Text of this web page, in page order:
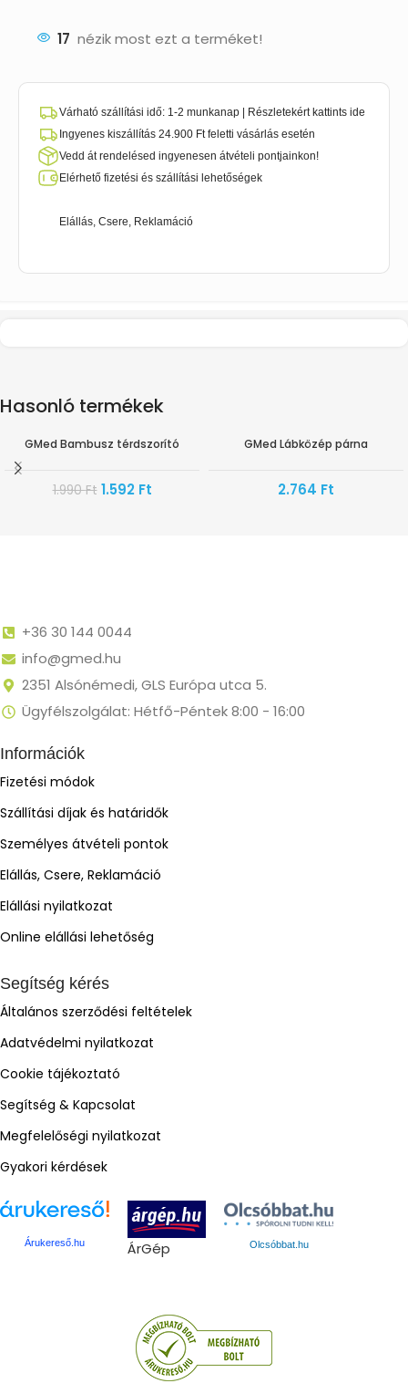
17 nézik most ezt a terméket!
Várható szállítási idő: 1-2 munkanap | Részletekért kattints ide
Ingyenes kiszállítás 24.900 Ft feletti vásárlás esetén
Vedd át rendelésed ingyenesen átvételi pontjainkon!
Elérhető fizetési és szállítási lehetőségek
Elállás, Csere, Reklamáció
Hasonló termékek
GMed Bambusz térdszorító
1.990Ft 1.592 Ft
GMed Lábközép párna
2.764 Ft
+36 30 144 0044
info@gmed.hu
2351 Alsónémedi, GLS Európa utca 5.
Ügyfélszolgálat: Hétfő-Péntek 8:00 - 16:00
Információk
Fizetési módok
Szállítási díjak és határidők
Személyes átvételi pontok
Elállás, Csere, Reklamáció
Elállási nyilatkozat
Online elállási lehetőség
Segítség kérés
Általános szerződési feltételek
Adatvédelmi nyilatkozat
Cookie tájékoztató
Segítség & Kapcsolat
Megfelelőségi nyilatkozat
Gyakori kérdések
Árukereső.hu ÁrGép Olcsóbbat.hu